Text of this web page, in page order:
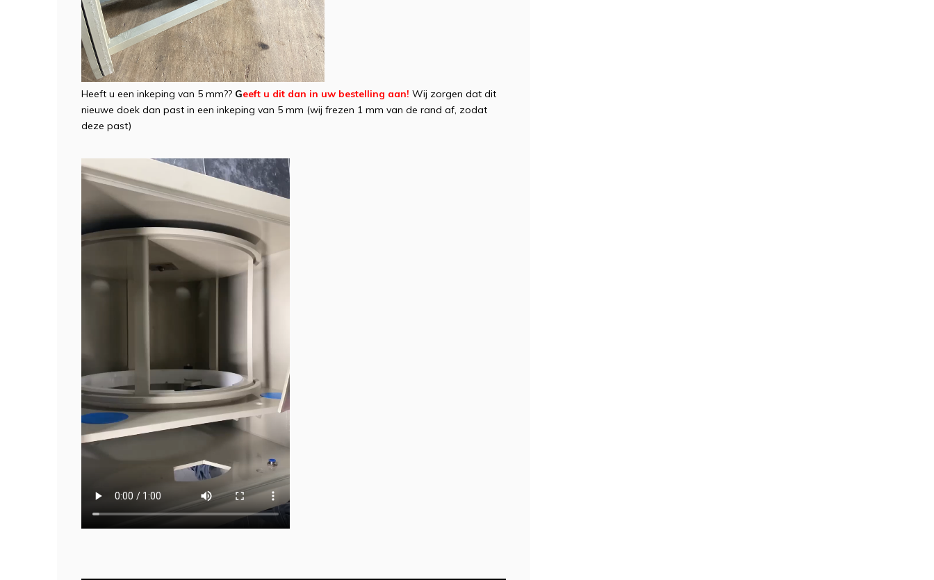
Heeft u een inkeping van 5 mm?? Geeft u dit dan in uw bestelling aan! Wij zorgen dat dit
nieuwe doek dan past in een inkeping van 5 mm (wij frezen 1 mm van de rand af, zodat
deze past)